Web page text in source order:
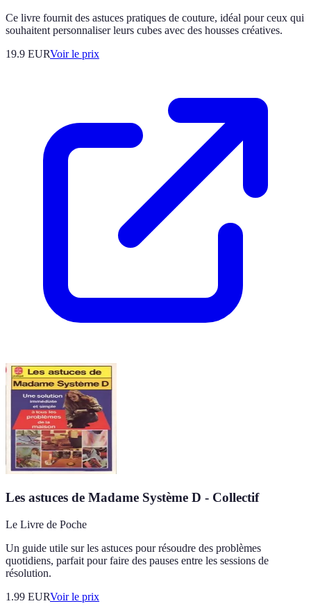
Ce livre fournit des astuces pratiques de couture, idéal pour ceux qui
souhaitent personnaliser leurs cubes avec des housses créatives.
19.9 EURVoir le prix
Les astuces de Madame Système D - Collectif
Le Livre de Poche
Un guide utile sur les astuces pour résoudre des problèmes
quotidiens, parfait pour faire des pauses entre les sessions de
résolution.
1.99 EURVoir le prix